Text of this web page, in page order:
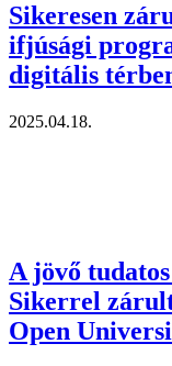
Sikeresen
ifjúsági
digitális
2025.04.18.
A jövő
Sikerrel
Open